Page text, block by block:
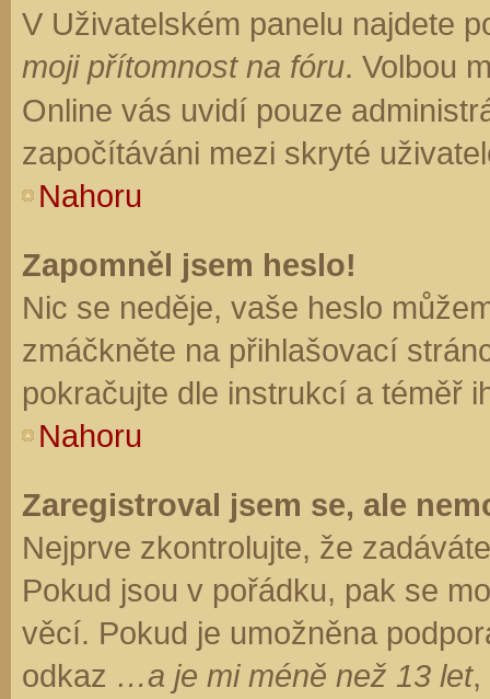
V Uživatelském panelu najdete
moji přítomnost na fóru. Volbou
Online vás uvidí pouze
započítáváni mezi skryté
Nahoru
Zapomněl jsem heslo!
Nic se neděje, vaše heslo
zmáčkněte na přihlašovací
pokračujte dle instrukcí a téměř
Nahoru
Zaregistroval jsem se, ale
Nejprve zkontrolujte, že
Pokud jsou v pořádku, pak se
věcí. Pokud je umožněna
odkaz …a je mi méně než 13 let,